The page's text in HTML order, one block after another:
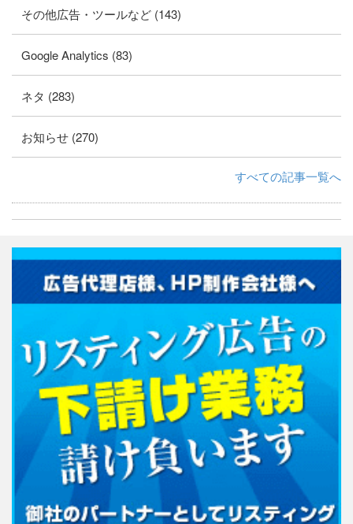
その他広告・ツールなど (143)
Google Analytics (83)
ネタ (283)
お知らせ (270)
すべての記事一覧へ